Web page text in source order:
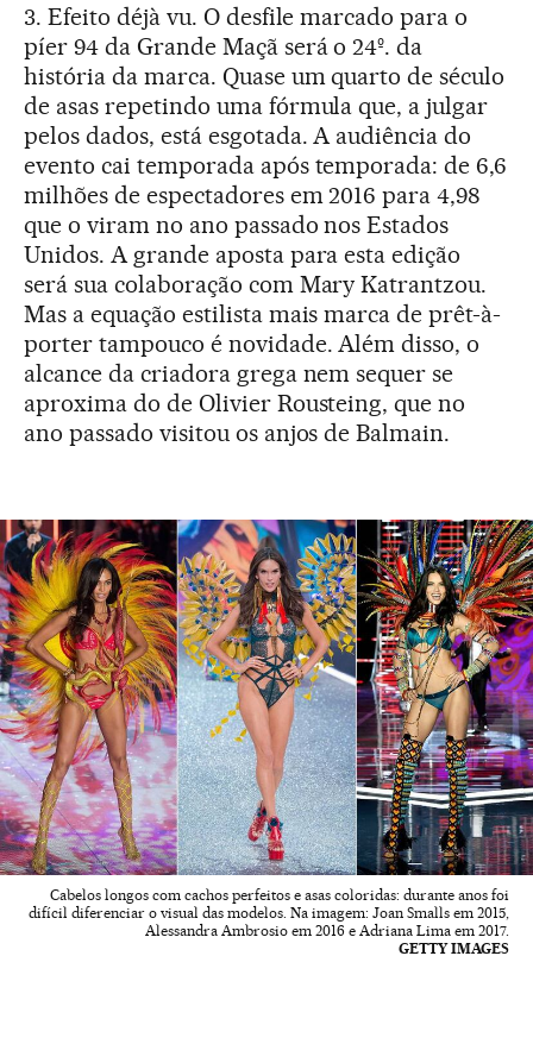
3. Efeito déjà vu. O desfile marcado para o
píer 94 da Grande Maçã será o 24º. da
história da marca. Quase um quarto de século
de asas repetindo uma fórmula que, a julgar
pelos dados, está esgotada. A audiência do
evento cai temporada após temporada: de 6,6
milhões de espectadores em 2016 para 4,98
que o viram no ano passado nos Estados
Unidos. A grande aposta para esta edição
será sua colaboração com Mary Katrantzou.
Mas a equação estilista mais marca de prêt-à-
porter tampouco é novidade. Além disso, o
alcance da criadora grega nem sequer se
aproxima do de Olivier Rousteing, que no
ano passado visitou os anjos de Balmain.
Cabelos longos com cachos perfeitos e asas coloridas: durante anos foi
difícil diferenciar o visual das modelos. Na imagem: Joan Smalls em 2015,
Alessandra Ambrosio em 2016 e Adriana Lima em 2017.
GETTY IMAGES